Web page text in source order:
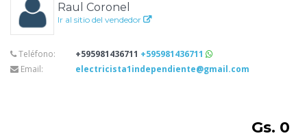
Raul Coronel
Ir al sitio del vendedor
Teléfono: +595981436711 +595981436711
Email:
electricista1independiente@gmail.com
Gs. 0